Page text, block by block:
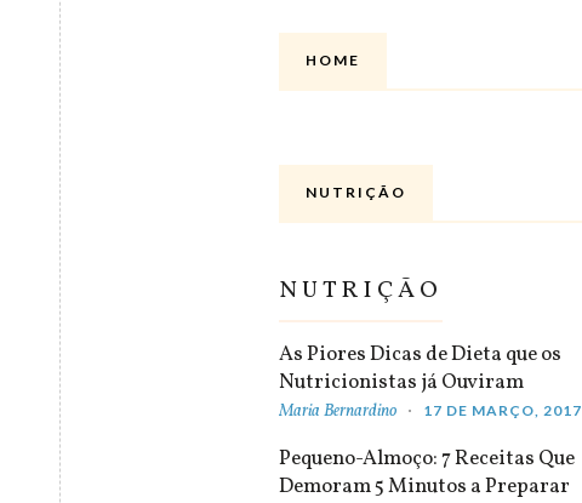
HOME
NUTRIÇÃO
NUTRIÇÃO
As Piores Dicas de Dieta que os
Nutricionistas já Ouviram
Maria Bernardino 17 DE MARÇO, 2017
Pequeno-Almoço: 7 Receitas Que
Demoram 5 Minutos a Preparar